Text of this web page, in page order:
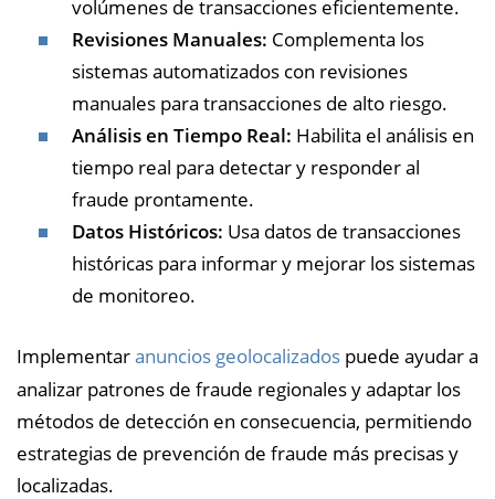
volúmenes de transacciones eficientemente.
Revisiones Manuales: Complementa los
sistemas automatizados con revisiones
manuales para transacciones de alto riesgo.
Análisis en Tiempo Real: Habilita el análisis en
tiempo real para detectar y responder al
fraude prontamente.
Datos Históricos: Usa datos de transacciones
históricas para informar y mejorar los sistemas
de monitoreo.
Implementaranuncios geolocalizados puede ayudar a
analizar patrones de fraude regionales y adaptar los
métodos de detección en consecuencia, permitiendo
estrategias de prevención de fraude más precisas y
localizadas.